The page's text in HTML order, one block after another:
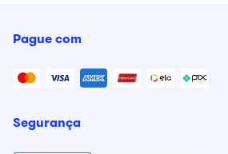
Pague com
Segurança